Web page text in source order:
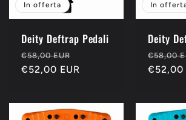
In offerta
Deity Deftrap Pedali
Prezzo
di
€58,00 EUR
scontato
€52,00 EUR
In
Deity
Prezzo
di
€58,00
€52,00